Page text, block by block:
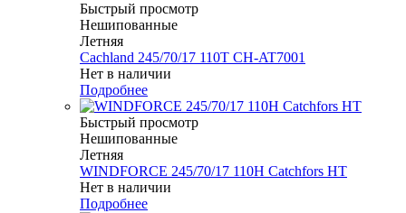
Быстрый просмотр
Нешипованные
Летняя
Cachland 245/70/17 110T CH-AT7001
Нет в наличии
Подробнее
Быстрый просмотр
Нешипованные
Летняя
WINDFORCE 245/70/17 110H Catchfors HT
Нет в наличии
Подробнее